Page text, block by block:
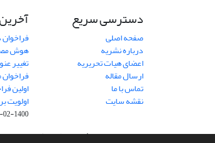
دسترسی سریع
صفحه اصلی
درباره نشریه
اعضای هیات تحریریه
ارسال مقاله
تماس با ما
نقشه سایت
هوش
تغییر
فراخوان
اولین
اولویت
1400-02-06
سامانه مدیریت نشریات علمی.طراحی و